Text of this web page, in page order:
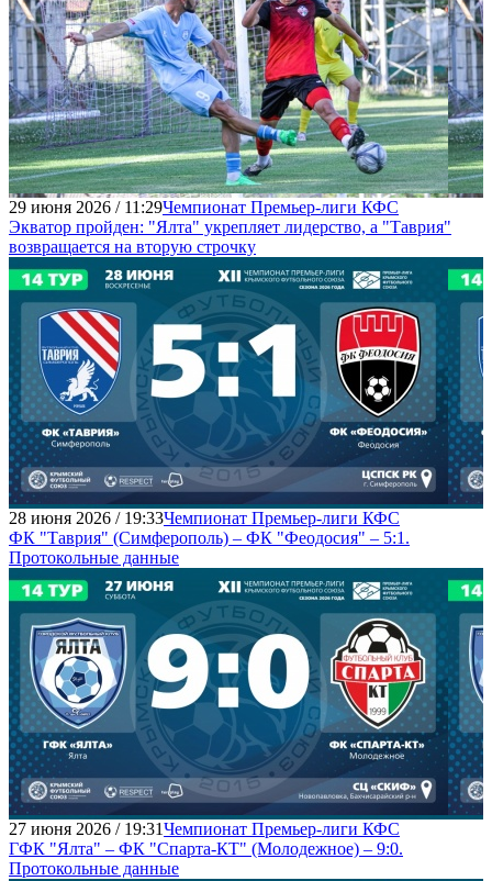
29 июня 2026 / 11:29Чемпионат Премьер-лиги КФС
Экватор пройден: "Ялта" укрепляет лидерство, а "Таврия"
возвращается на вторую строчку
28 июня 2026 / 19:33Чемпионат Премьер-лиги КФС
ФК "Таврия" (Симферополь) – ФК "Феодосия" – 5:1.
Протокольные данные
27 июня 2026 / 19:31Чемпионат Премьер-лиги КФС
ГФК "Ялта" – ФК "Спарта-КТ" (Молодежное) – 9:0.
Протокольные данные